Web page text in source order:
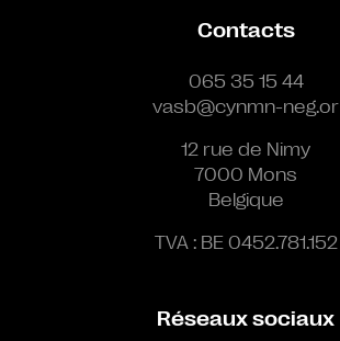
Contacts
065 35 15 44
vasb@cynmn-neg.or
12 rue de Nimy
7000 Mons
Belgique
TVA : BE 0452.781.152
Réseaux sociaux